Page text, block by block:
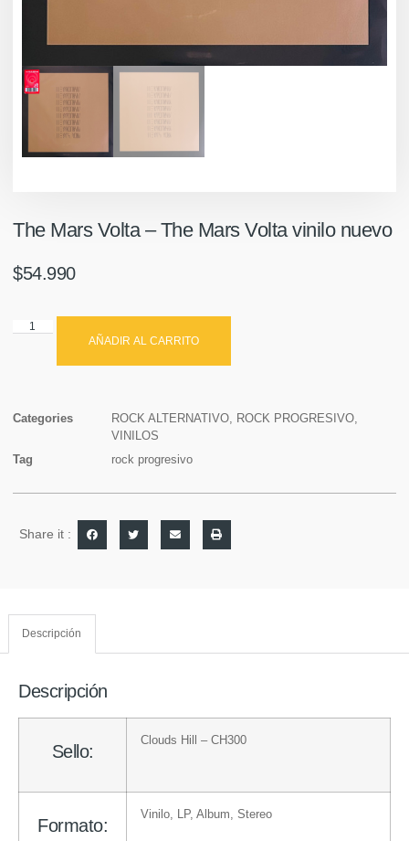
The Mars Volta – The Mars Volta vinilo nuevo
$54.990
AÑADIR AL CARRITO
Categories ROCK ALTERNATIVO, ROCK PROGRESIVO,
VINILOS
Tag
rock progresivo
Share it :
Descripción
Descripción
Sello:
Clouds Hill – CH300
Formato:
Vinilo , LP, Album, Stereo